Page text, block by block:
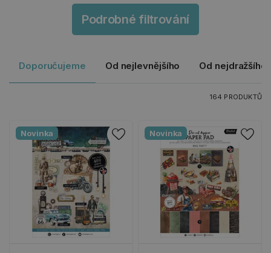
Podrobné filtrování
Doporučujeme Od nejlevnějšího Od nejdražšího
164 PRODUKTŮ
Novinka Novinka